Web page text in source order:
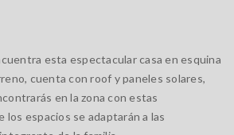
esta espectacular casa en esquina
cuenta con roof y paneles solares,
en la zona con estas
los espacios se adaptarán a las